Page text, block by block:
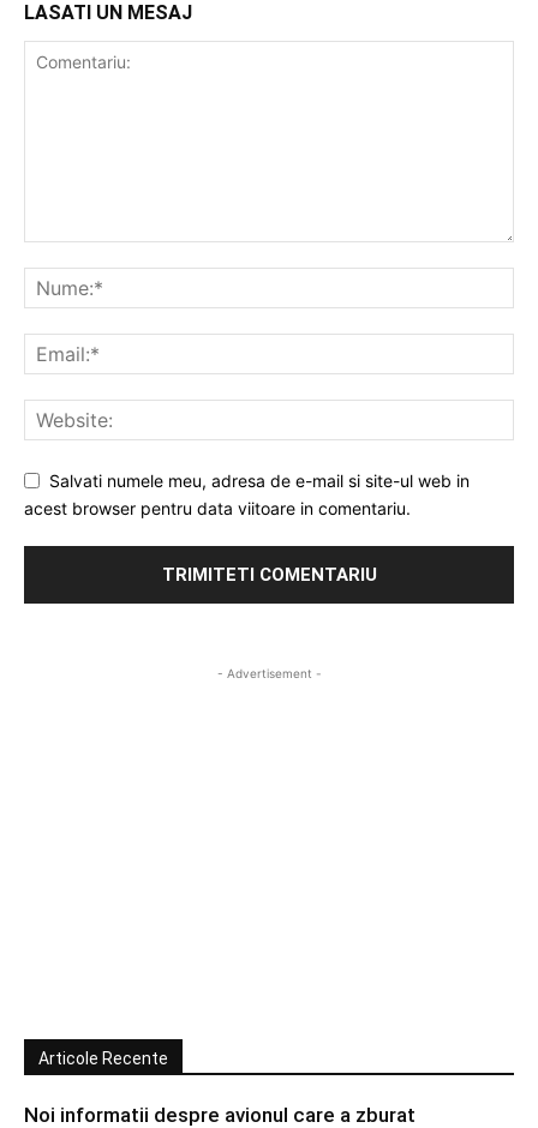
LASATI UN MESAJ
Salvati numele meu, adresa de e-mail si site-ul web in
acest browser pentru data viitoare in comentariu.
- Advertisement -
Articole Recente
Noi informatii despre avionul care a zburat